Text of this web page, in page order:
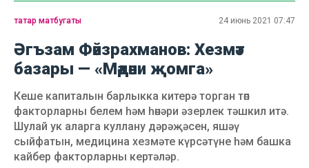
татар матбугаты 24 июнь 2021 07:47
Әгъзам Фәйзрахманов: Хезмәт
базары — «Мәдәни җомга»
Кеше капиталын барлыкка китерә торган төп
факторларны белем һәм һөнәри әзерлек тәшкил итә.
Шулай ук аларга куллану дәрәҗәсен, яшәү
сыйфатын, медицина хезмәте күрсәтүне һәм башка
кайбер факторларны кертәләр.